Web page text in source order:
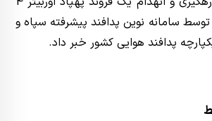
سامانه نوین پدافند پیشرفته سپاه و
پدافند هوایی کشور خبر داد.